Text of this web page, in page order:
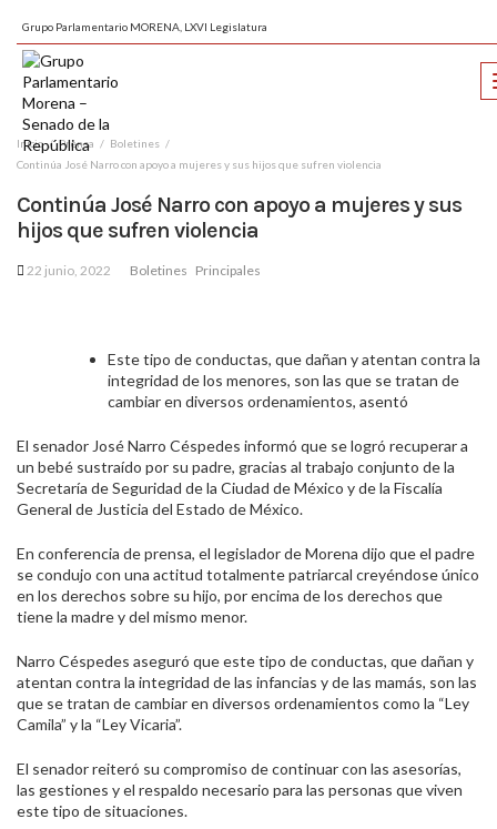
Grupo Parlamentario MORENA, LXVI Legislatura
Inicio Prensa
Boletines
Continúa José Narro con apoyo a mujeres y sus hijos que sufren violencia
Continúa José Narro con apoyo a mujeres y sus
hijos que sufren violencia
22 junio, 2022 Boletines Principales
Este tipo de conductas, que dañan y atentan contra la
integridad de los menores, son las que se tratan de
cambiar en diversos ordenamientos, asentó
El senador José Narro Céspedes informó que se logró recuperar a
un bebé sustraído por su padre, gracias al trabajo conjunto de la
Secretaría de Seguridad de la Ciudad de México y de la Fiscalía
General de Justicia del Estado de México.
En conferencia de prensa, el legislador de Morena dijo que el padre
se condujo con una actitud totalmente patriarcal creyéndose único
en los derechos sobre su hijo, por encima de los derechos que
tiene la madre y del mismo menor.
Narro Céspedes aseguró que este tipo de conductas, que dañan y
atentan contra la integridad de las infancias y de las mamás, son las
que se tratan de cambiar en diversos ordenamientos como la “Ley
Camila” y la “Ley Vicaria”.
El senador reiteró su compromiso de continuar con las asesorías,
las gestiones y el respaldo necesario para las personas que viven
este tipo de situaciones.